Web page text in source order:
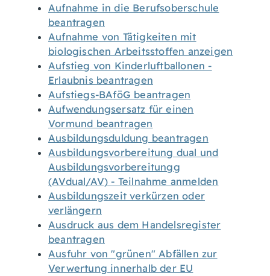
Aufnahme in die Berufsoberschule
beantragen
Aufnahme von Tätigkeiten mit
biologischen Arbeitsstoffen anzeigen
Aufstieg von Kinderluftballonen -
Erlaubnis beantragen
Aufstiegs-BAföG beantragen
Aufwendungsersatz für einen
Vormund beantragen
Ausbildungsduldung beantragen
Ausbildungsvorbereitung dual und
Ausbildungsvorbereitungg
(AVdual/AV) - Teilnahme anmelden
Ausbildungszeit verkürzen oder
verlängern
Ausdruck aus dem Handelsregister
beantragen
Ausfuhr von "grünen" Abfällen zur
Verwertung innerhalb der EU